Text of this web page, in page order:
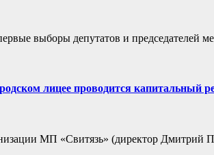
выборы депутатов и председателей
лицее проводится капитальный
МП «Свитязь» (директор Дмитрий